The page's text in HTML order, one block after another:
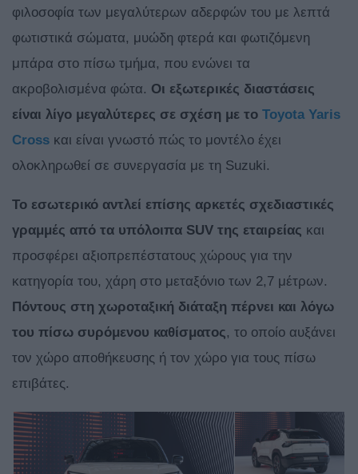
φιλοσοφία των μεγαλύτερων αδερφών του με λεπτά
φωτιστικά σώματα, μυώδη φτερά και φωτιζόμενη
μπάρα στο πίσω τμήμα, που ενώνει τα
ακροβολισμένα φώτα. Οι εξωτερικές διαστάσεις
είναι λίγο μεγαλύτερες σε σχέση με το Toyota Yaris
Cross και είναι γνωστό πώς το μοντέλο έχει
ολοκληρωθεί σε συνεργασία με τη Suzuki.
Το εσωτερικό αντλεί επίσης αρκετές σχεδιαστικές
γραμμές από τα υπόλοιπα SUV της εταιρείας και
προσφέρει αξιοπρεπέστατους χώρους για την
κατηγορία του, χάρη στο μεταξόνιο των 2,7 μέτρων.
Πόντους στη χωροταξική διάταξη πέρνει και λόγω
του πίσω συρόμενου καθίσματος, το οποίο αυξάνει
τον χώρο αποθήκευσης ή τον χώρο για τους πίσω
επιβάτες.